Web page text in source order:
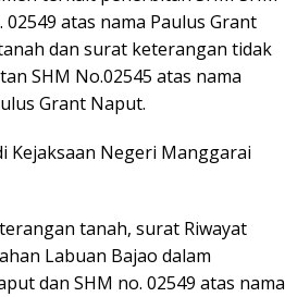
atas nama Paulus Grant
dan surat keterangan tidak
SHM No.02545 atas nama
Grant Naput.
Kejaksaan Negeri Manggarai
tanah, surat Riwayat
Labuan Bajao dalam
dan SHM no. 02549 atas nama